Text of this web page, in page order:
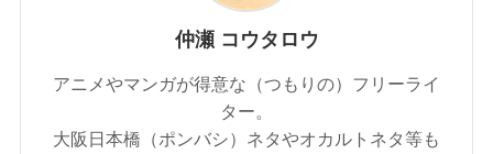
仲瀬 コウタロウ
アニメやマンガが得意な（つもりの）フリーライ
ター。
大阪日本橋（ポンバシ）ネタやオカルトネタ等も